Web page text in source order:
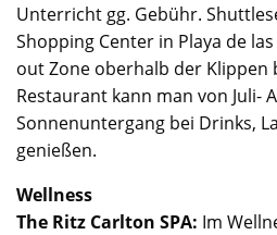
Unterricht gg. Gebühr.
Shopping Center in Playa de
out Zone oberhalb der Klippen
Restaurant kann man von Juli-
Sonnenuntergang bei Drinks,
genießen.
Wellness
The Ritz Carlton SPA: Im